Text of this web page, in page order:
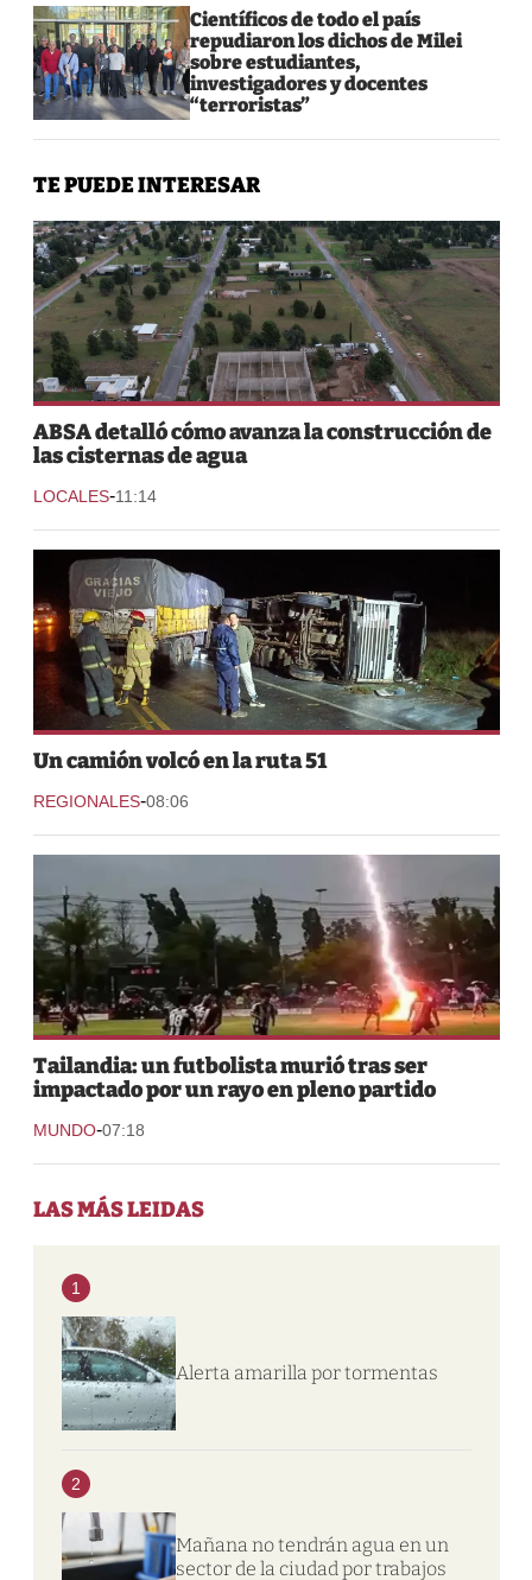
Científicos de todo el país
repudiaron los dichos de Milei
sobre estudiantes,
investigadores y docentes
“terroristas”
TE PUEDE INTERESAR
ABSA detalló cómo avanza la construcción de
las cisternas de agua
LOCALES-11:14
Un camión volcó en la ruta 51
REGIONALES-08:06
Tailandia: un futbolista murió tras ser
impactado por un rayo en pleno partido
MUNDO-07:18
LAS MÁS LEIDAS
1
Alerta amarilla por tormentas
2
Mañana no tendrán agua en un
sector de la ciudad por trabajos